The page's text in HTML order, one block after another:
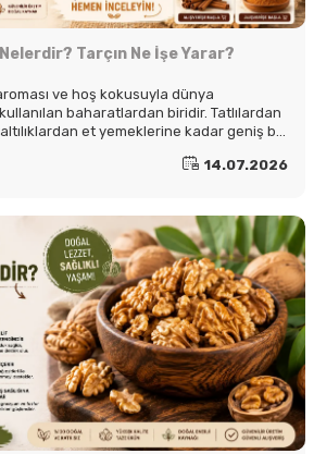
Tarçın Ne İşe Yarar?
ve hoş kokusuyla dünya
baharatlardan biridir. Tatlılardan
et yemeklerine kadar geniş bir
tarçın...
14.07.2026